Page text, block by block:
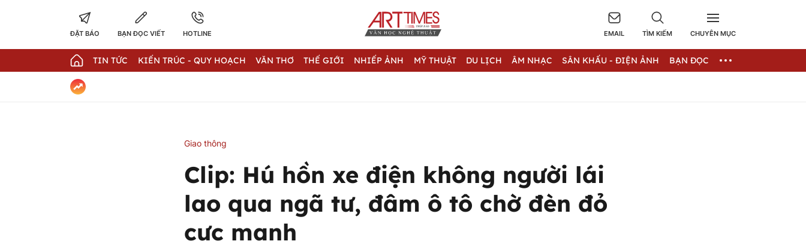
ĐẶT BÁO BẠN ĐỌC VIẾT HOTLINE EMAIL TÌM KIẾM CHUYÊN MỤC
TIN TỨC KIẾN TRÚC - QUY HOẠCH VĂN THƠ THẾ GIỚI NHIẾP ẢNH MỸ THUẬT DU LỊCH ÂM NHẠC SÂN KHẤU - ĐIỆN ẢNH BẠN ĐỌC
Giao thông
Clip: Hú hồn xe điện không người lái
lao qua ngã tư, đâm ô tô chờ đèn đỏ
cực mạnh